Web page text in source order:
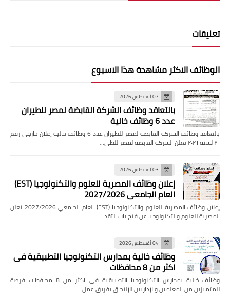
تعليقات
الوظائف الاكثر مشاهدة هذا الاسبوع
07 أغسطس 2026
بالتعاقد وظائف الشركة القابضة لمصر للطيران
عدد 6 وظائف خالية
بالتعاقد وظائف الشركة القابضة لمصر للطيران عدد 6 وظائف خالية إعلان خارجي رقم
٢٦ لسنة ٢٠٢٦ تعلن الشركة القابضة لمصر للطي…
03 أغسطس 2026
إعلان وظائف المصرية للعلوم والتكنولوجيا (EST)
العام الجامعي 2027/2026
إعلان وظائف المصرية للعلوم والتكنولوجيا (EST) العام الجامعي 2027/2026 تعلن
المصرية للعلوم والتكنولوجيا عن فتح باب التقد…
04 أغسطس 2026
وظائف خالية بمدارس التكنولوجيا التطبيقية فى
اكثر من 8 محافظات
وظائف خالية بمدارس التكنولوجيا التطبيقية فى اكثر من 8 محافظات فرصة
للمتميزين من المعلمين والإداريين للإلتحاق بفريق عمل …